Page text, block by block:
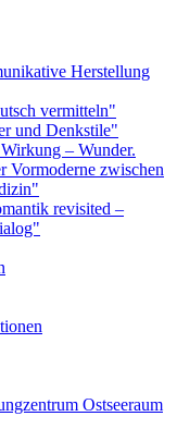
Herstellung
vermitteln"
und Denkstile"
– Wunder.
Vormoderne zwischen
revisited –
Ostseeraum